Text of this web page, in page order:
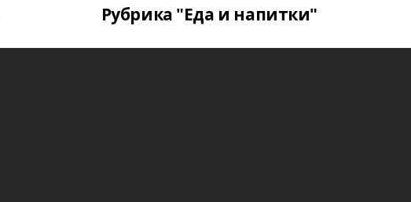
Рубрика "Еда и напитки"